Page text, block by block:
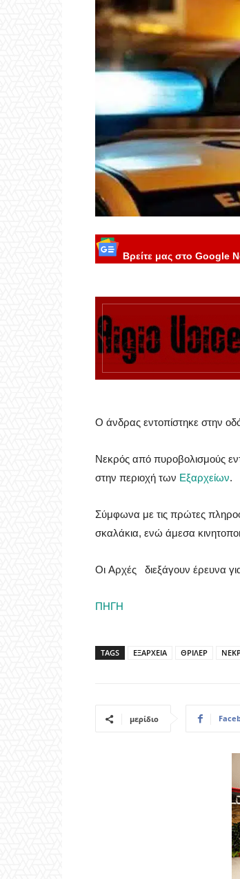
Βρείτε μας στο Google
Ο άνδρας εντοπίστηκε στην
Νεκρός από πυροβολισμούς
στην περιοχή των Εξαρχείων.
Σύμφωνα με τις πρώτες
σκαλάκια, ενώ άμεσα
Οι Αρχές διεξάγουν έρευνα
ΠΗΓΗ
TAGS ΕΞΑΡΧΕΙΑ ΘΡΙΛΕΡ
μερίδιο